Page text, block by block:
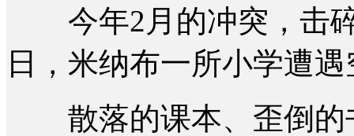
今年2月的冲突，击碎
日，米纳布一所小学遭
散落的课本、歪倒的